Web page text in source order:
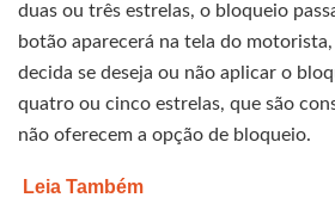
duas ou três estrelas, o bloqueio
botão aparecerá na tela do
decida se deseja ou não aplicar o
quatro ou cinco estrelas, que são
não oferecem a opção de bloqueio.
Leia Também